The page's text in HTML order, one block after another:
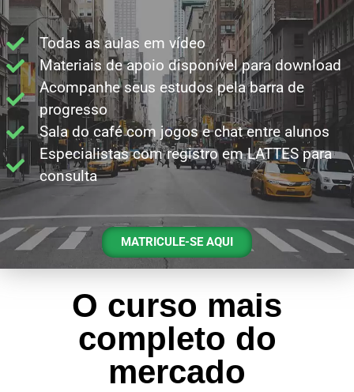
Todas as aulas em vídeo
Materiais de apoio disponível para download
Acompanhe seus estudos pela barra de
progresso
Sala do café com jogos e chat entre alunos
Especialistas com registro em LATTES para
consulta
MATRICULE-SE AQUI
O curso mais
completo do
mercado